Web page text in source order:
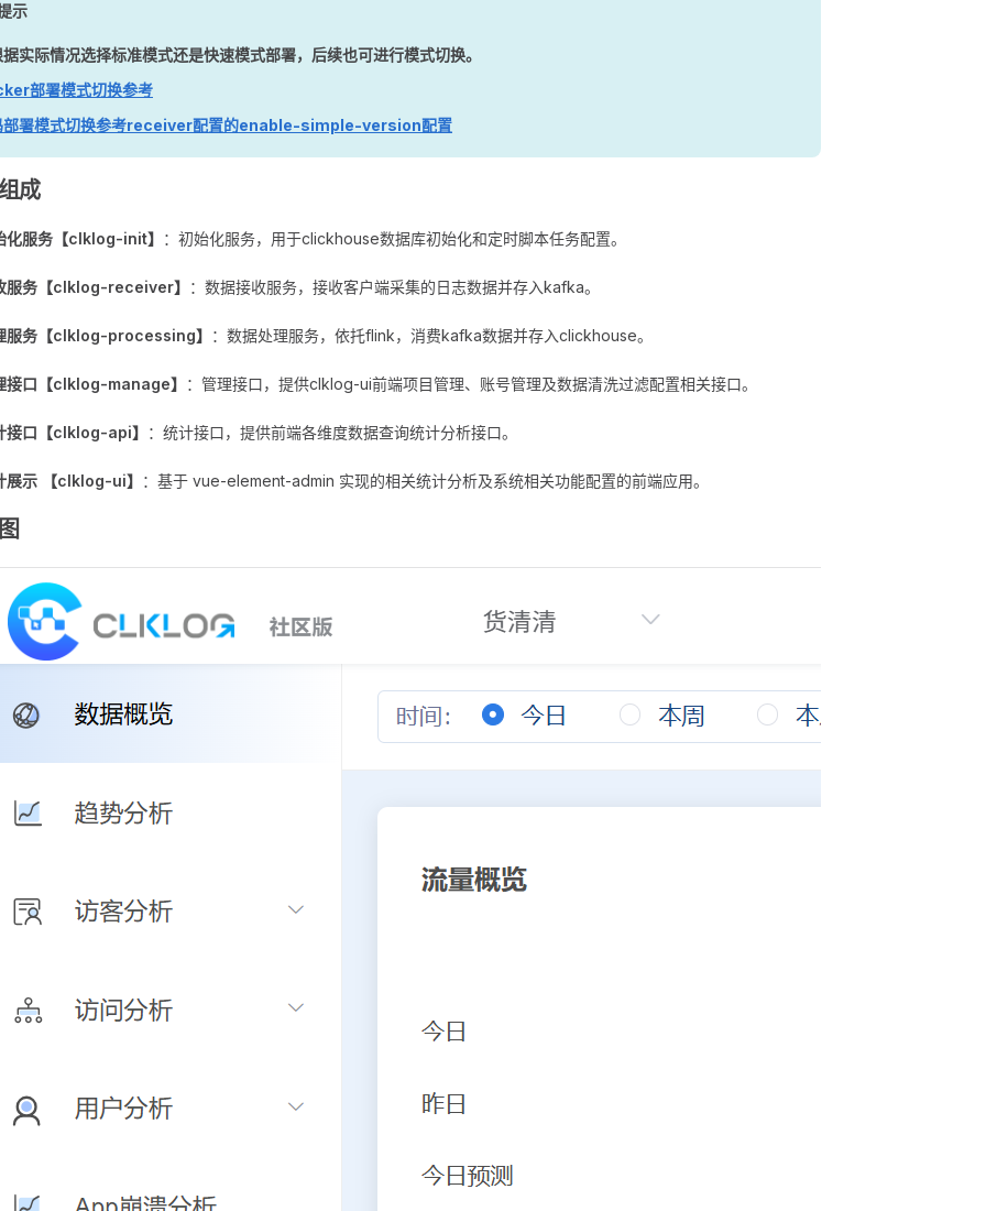
示
实际情况选择标准模式还是快速模式部署，后续也可进行模式切换。
部署模式切换参考
部署模式切换参考receiver配置的enable-simple-version配置
成
化服务【clklog-init】 ：初始化服务，用于clickhouse数据库初始化和定时脚本任务配置。
服务【clklog-receiver】 ：数据接收服务，接收客户端采集的日志数据并存入kafka。
服务【clklog-processing】 ：数据处理服务，依托flink，消费kafka数据并存入clickhouse。
接口【clklog-manage】 ：管理接口，提供clklog-ui前端项目管理、账号管理及数据清洗过滤配置相关接口。
接口【clklog-api】 ：统计接口，提供前端各维度数据查询统计分析接口。
展示 【clklog-ui】 ：基于 vue-element-admin 实现的相关统计分析及系统相关功能配置的前端应用。